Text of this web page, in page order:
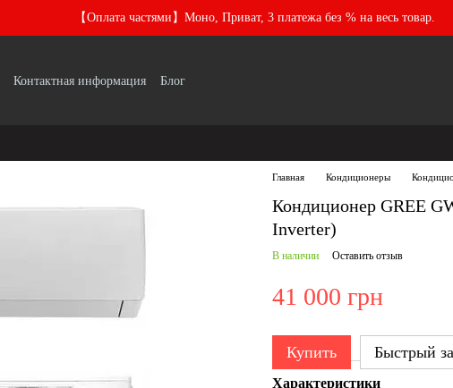
【Оплата частями】Моно, Приват, 3 платежа без % на весь товар.
Контактная информация Блог
Главная Кондиционеры
Кондиционер GREE
Inverter)
В наличии Оставить отзыв
41 000 грн
Купить Быстрый
Характеристики